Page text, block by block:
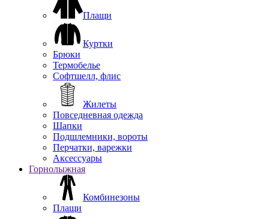
Плащи
Куртки
Брюки
Термобелье
Софтшелл, флис
Жилеты
Повседневная одежда
Шапки
Подшлемники, вороты
Перчатки, варежки
Аксессуары
Горнолыжная
Комбинезоны
Плащи